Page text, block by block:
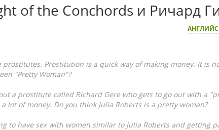
of the Conchords и Ричард
Prostitution is a quick way of making money. It is
"Pretty Woman"?
a prostitute called Richard Gere who gets to go out with a
lot of money. Do you think Julia Roberts is a pretty woman?
to have sex with women similar to Julia Roberts and getting